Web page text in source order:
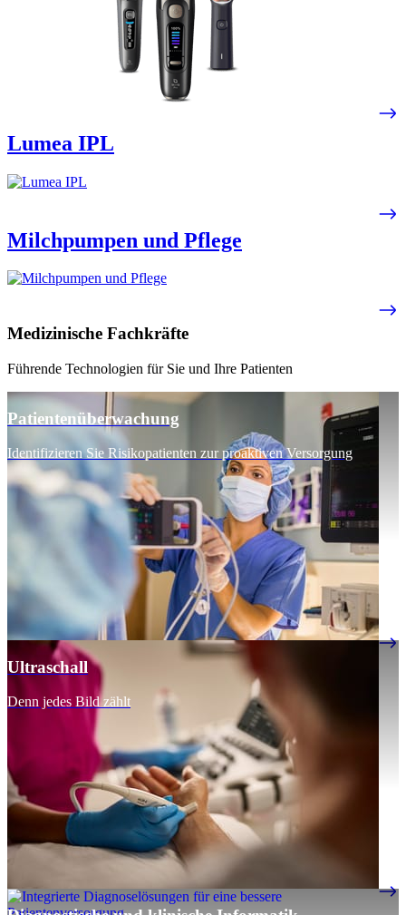
Lumea IPL​
Milchpumpen und Pflege​
Medizinische Fachkräfte
Führende Technologien für Sie und Ihre Patienten
Patientenüberwachung
Identifizieren Sie Risikopatienten zur proaktiven Versorgung
Ultraschall
Denn jedes Bild zählt